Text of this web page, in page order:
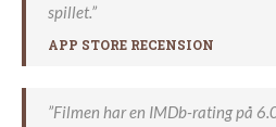
spillet.”
APP STORE RECENSION
”Filmen har en IMDb-rating på